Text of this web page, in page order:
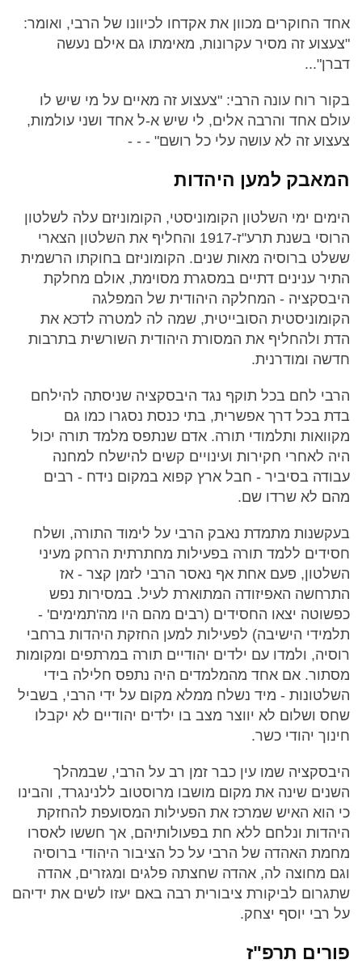
אחד החוקרים מכוון את אקדחו לכיוונו של הרבי, ואומר:
"צעצוע זה מסיר עקרונות, מאימתו גם אילם נעשה
דברן"...
בקור רוח עונה הרבי: "צעצוע זה מאיים על מי שיש לו
עולם אחד והרבה אלים, לי שיש א-ל אחד ושני עולמות,
צעצוע זה לא עושה עלי כל רושם" - - -
המאבק למען היהדות
הימים ימי השלטון הקומוניסטי, הקומוניזם עלה לשלטון
הרוסי בשנת תרע"ז-1917 והחליף את השלטון הצארי
ששלט ברוסיה מאות שנים. הקומוניזם בחוקתו הרשמית
התיר ענינים דתיים במסגרת מסוימת, אולם מחלקת
היבסקציה - המחלקה היהודית של המפלגה
הקומוניסטית הסובייטית, שמה לה למטרה לדכא את
הדת ולהחליף את המסורת היהודית השורשית בתרבות
חדשה ומודרנית.
הרבי לחם בכל תוקף נגד היבסקציה שניסתה להילחם
בדת בכל דרך אפשרית, בתי כנסת נסגרו כמו גם
מקוואות ותלמודי תורה. אדם שנתפס מלמד תורה יכול
היה לאחרי חקירות ועינויים קשים להישלח למחנה
עבודה בסיביר - חבל ארץ קפוא במקום נידח - רבים
מהם לא שרדו שם.
בעקשנות מתמדת נאבק הרבי על לימוד התורה, ושלח
חסידים ללמד תורה בפעילות מחתרתית הרחק מעיני
השלטון, פעם אחת אף נאסר הרבי לזמן קצר - אז
התרחשה האפיזודה המתוארת לעיל. במסירות נפש
כפשוטה יצאו החסידים (רבים מהם היו מה'תמימים' -
תלמידי הישיבה) לפעילות למען החזקת היהדות ברחבי
רוסיה, ולמדו עם ילדים יהודיים תורה במרתפים ומקומות
מסתור. אם אחד מהמלמדים היה נתפס חלילה בידי
השלטונות - מיד נשלח ממלא מקום על ידי הרבי, בשביל
שחס ושלום לא יווצר מצב בו ילדים יהודיים לא יקבלו
חינוך יהודי כשר.
היבסקציה שמו עין כבר זמן רב על הרבי, שבמהלך
השנים שינה את מקום מושבו מרוסטוב ללנינגרד, והבינו
כי הוא האיש שמרכז את הפעילות המסועפת להחזקת
היהדות ונלחם ללא חת בפעולותיהם, אך חששו לאסרו
מחמת האהדה של הרבי על כל הציבור היהודי ברוסיה
וגם מחוצה לה, אהדה שחצתה פלגים ומגזרים, אהדה
שתגרום לביקורת ציבורית רבה באם יעזו לשים את ידיהם
על רבי יוסף יצחק.
פורים תרפ"ז